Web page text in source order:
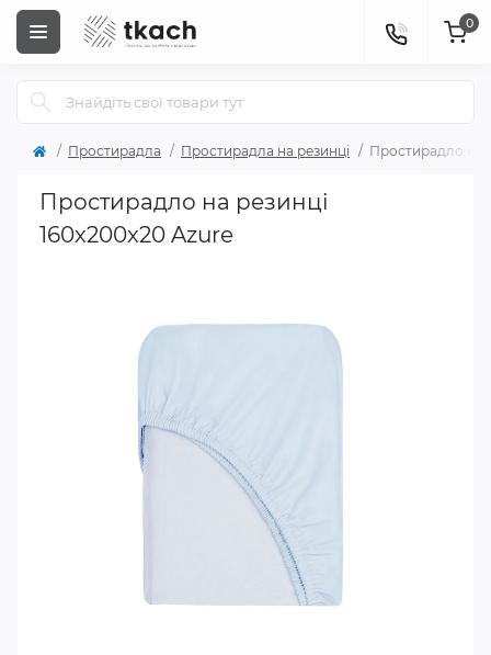
0
Простирадла Простирадла на резинці Простирадло на
Простирадло на резинці
160x200x20 Azure